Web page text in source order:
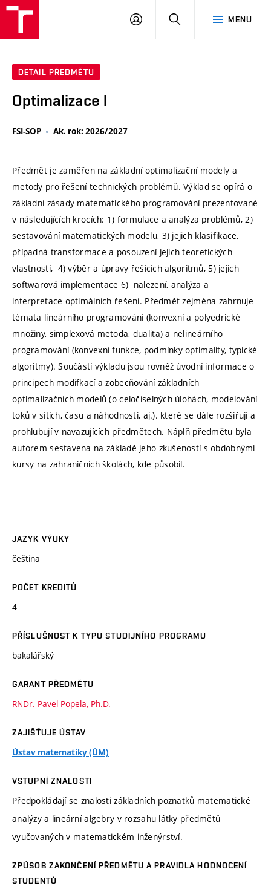
MENU
PŘIHLÁSIT
DETAIL PŘEDMĚTU
Optimalizace I
FSI-SOP Ak. rok: 2026/2027
Předmět je zaměřen na základní optimalizační modely a
metody pro řešení technických problémů. Výklad se opírá o
základní zásady matematického programování prezentované
v následujících krocích: 1) formulace a analýza problémů, 2)
sestavování matematických modelu, 3) jejich klasifikace,
případná transformace a posouzení jejich teoretických
vlastností, 4) výběr a úpravy řešících algoritmů, 5) jejich
softwarová implementace 6) nalezení, analýza a
interpretace optimálních řešení. Předmět zejména zahrnuje
témata lineárního programování (konvexní a polyedrické
množiny, simplexová metoda, dualita) a nelineárního
programování (konvexní funkce, podmínky optimality, typické
algoritmy). Součástí výkladu jsou rovněž úvodní informace o
principech modifkací a zobecňování základních
optimalizačních modelů (o celočíselných úlohách, modelování
toků v sítích, času a náhodnosti, aj.). které se dále rozšiřují a
prohlubují v navazujících předmětech. Náplň předmětu byla
autorem sestavena na základě jeho zkušeností s obdobnými
kursy na zahraničních školách, kde působil.
JAZYK VÝUKY
čeština
POČET KREDITŮ
4
PŘÍSLUŠNOST K TYPU STUDIJNÍHO PROGRAMU
bakalářský
GARANT PŘEDMĚTU
RNDr. Pavel Popela, Ph.D.
ZAJIŠŤUJE ÚSTAV
Ústav matematiky (ÚM)
VSTUPNÍ ZNALOSTI
Předpokládají se znalosti základních poznatků matematické
analýzy a lineární algebry v rozsahu látky předmětů
vyučovaných v matematickém inženýrství.
ZPŮSOB ZAKONČENÍ PŘEDMĚTU A PRAVIDLA HODNOCENÍ
STUDENTŮ